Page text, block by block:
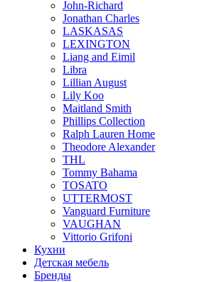
John-Richard
Jonathan Charles
LASKASAS
LEXINGTON
Liang and Eimil
Libra
Lillian August
Lily Koo
Maitland Smith
Phillips Collection
Ralph Lauren Home
Theodore Alexander
THL
Tommy Bahama
TOSATO
UTTERMOST
Vanguard Furniture
VAUGHAN
Vittorio Grifoni
Кухни
Детская мебель
Бренды